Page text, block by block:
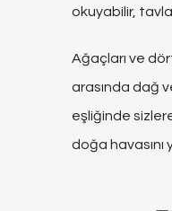
okuyabilir,
Ağaçları ve
arasında dağ
eşliğinde
doğa havasını